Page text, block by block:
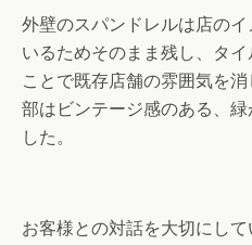
外壁のスパンドレルは店の
いるためそのまま残し、タ
ことで既存店舗の雰囲気を
部はビンテージ感のある、
した。
お客様との対話を大切にし